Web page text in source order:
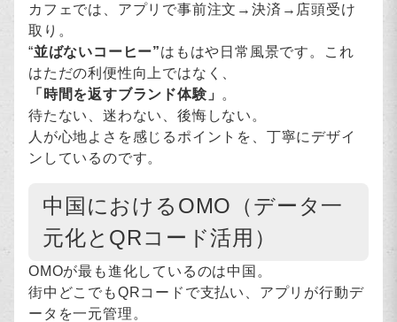
カフェでは、アプリで事前注文→決済→店頭受け
取り。
“並ばないコーヒー”はもはや日常風景です。これ
はただの利便性向上ではなく、
「時間を返すブランド体験」 。
待たない、迷わない、後悔しない。
人が心地よさを感じるポイントを、丁寧にデザイ
ンしているのです。
中国におけるOMO（データ一
元化とQRコード活用）
OMOが最も進化しているのは中国。
街中どこでもQRコードで支払い、アプリが行動デ
ータを一元管理。